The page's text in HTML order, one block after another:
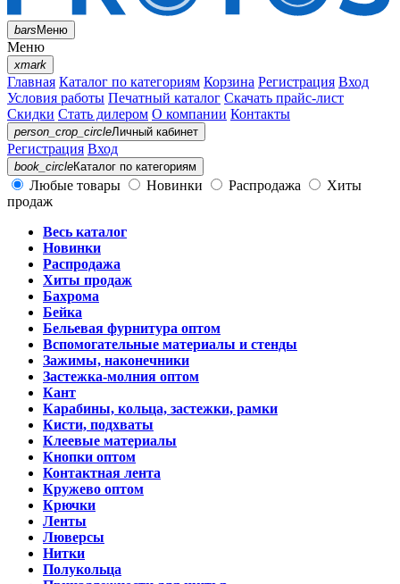
barsМеню
Меню
xmark
Главная Каталог по категориям Корзина Регистрация Вход
Условия работы Печатный каталог Скачать прайс-лист
Скидки Стать дилером О компании Контакты
person_crop_circleЛичный кабинет
Регистрация Вход
book_circleКаталог по категориям
Любые товары Новинки Распродажа
Хиты
продаж
Весь каталог
Новинки
Распродажа
Хиты продаж
Бахрома
Бейка
Бельевая фурнитура оптом
Вспомогательные материалы и стенды
Зажимы, наконечники
Застежка-молния оптом
Кант
Карабины, кольца, застежки, рамки
Кисти, подхваты
Клеевые материалы
Кнопки оптом
Контактная лента
Кружево оптом
Крючки
Ленты
Люверсы
Нитки
Полукольца